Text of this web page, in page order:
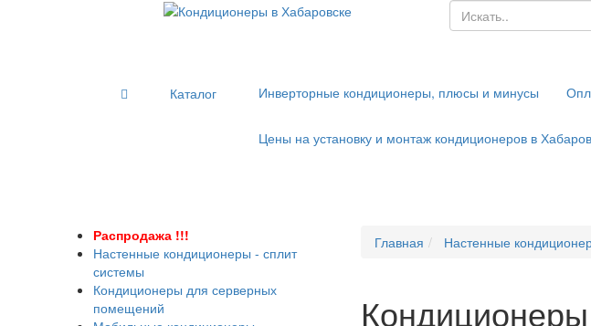
Каталог Инверторные кондиционеры, плюсы и минусы
Цены на установку и монтаж кондиционеров в
Распродажа !!!
Настенные кондиционеры - сплит
системы
Кондиционеры для серверных
помещений
Главная Настенные